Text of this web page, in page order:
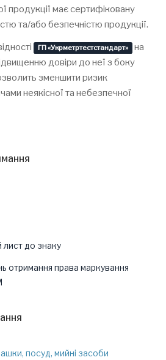
продукції має сертифіковану
та/або безпечністю продукції.
ГП «Укрметртестстандарт» на
довіри до неї з боку
зменшити ризик
неякісної та небезпечної
до знаку
отримання права маркування
посуд, мийні засоби